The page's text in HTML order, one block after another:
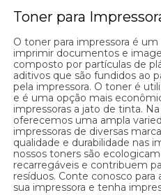
Toner para
O toner para impressora é
imprimir documentos e
composto por partículas de
aditivos que são fundidos ao
pela impressora. O toner é
e é uma opção mais
impressoras a jato de tinta.
oferecemos uma ampla
impressoras de diversas
qualidade e durabilidade nas
nossos toners são
recarregáveis e contribuem
resíduos. Conte conosco para
sua impressora e tenha